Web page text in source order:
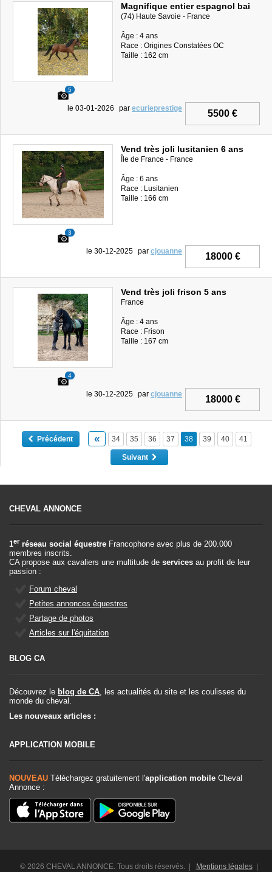
5
Magnifique entier espagnol bai
(74) Haute Savoie - France
Âge : 4 ans
Race : Origines Constatées OC
Taille : 162 cm
5500 €
le 03-01-2026 par ecurieprestige
3
Vend très joli lusitanien 6 ans
Île de France - France
Âge : 6 ans
Race : Lusitanien
Taille : 166 cm
18000 €
le 30-12-2025 par cjouanne
4
Vend très joli frison 5 ans
France
Âge : 4 ans
Race : Frison
Taille : 167 cm
18000 €
le 30-12-2025 par cjouanne
Précédent « 34 35 36 37 38 39 40 41
Suivant
CHEVAL ANNONCE
1er réseau social équestre Francophone avec plus de 200.000
membres inscrits.
CA propose aux cavaliers une multitude de services au profit de leur
passion :
Forum cheval
Petites annonces équestres
Partage de photos
Articles sur l'équitation
BLOG CA
Découvrez le blog de CA, les actualités du site et les coulisses du
monde du cheval.
Les nouveaux articles :
APPLICATION MOBILE
NOUVEAU Téléchargez gratuitement l'application mobile Cheval
Annonce :
© 2026 CHEVAL ANNONCE. Tous droits réservés. | Mentions légales|